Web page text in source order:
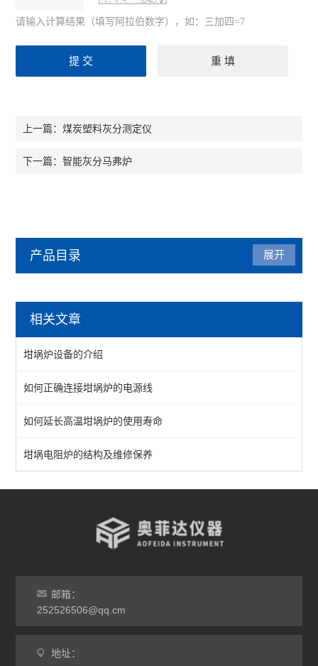
请输入计算结果（填写阿拉伯数字），如：三加四=7
上一篇：煤炭塑料灰分测定仪
下一篇：智能灰分马弗炉
产品目录
陶瓷纤维马弗炉
箱式马弗炉
分体式马弗炉
实验室马弗炉
箱式高温炉
灰分马弗炉
非标定做马弗炉
展开
相关文章
坩埚炉设备的介绍
如何正确连接坩埚炉的电源线
如何延长高温坩埚炉的使用寿命
坩埚电阻炉的结构及维修保养
邮箱：
252526506@qq.cm
地址：